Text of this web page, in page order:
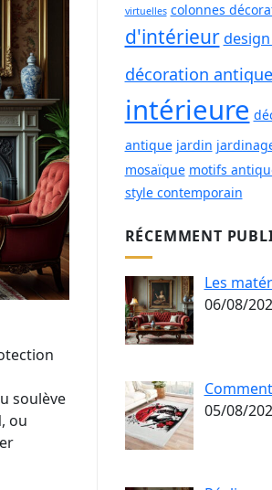
soulève
, ou
virtuelles colonnes
d'intérieur
décoration antique
intérieure
antique jardin
mosaïque motifs
style contemporain
RÉCEMMENT
Les
06/08/
05/08/